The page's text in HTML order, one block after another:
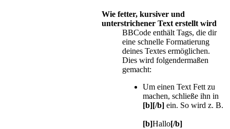
Wie fetter, kursiver und
unterstrichener Text erstellt wird
BBCode enthält Tags, die dir
eine schnelle Formatierung
deines Textes ermöglichen.
Dies wird folgendermaßen
gemacht:
Um einen Text Fett zu
machen, schließe ihn in
[b][/b] ein. So wird z. B.
[b]Hallo[/b]